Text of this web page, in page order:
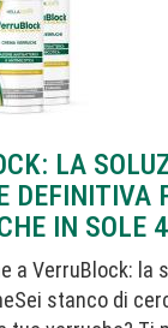
LA
DEFINITIVA
IN SOLE
a VerruBlock: la
stanco di